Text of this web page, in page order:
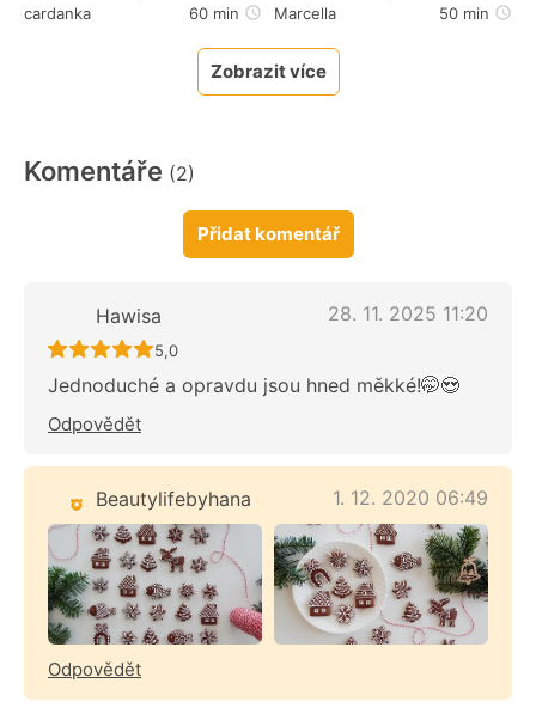
cardanka
60 min
Marcella
50 min
Zobrazit více
Komentáře (2)
Přidat komentář
Hawisa 28. 11. 2025 11:20
Recept ještě nebyl hodnocen
5,0
Jednoduché a opravdu jsou hned měkké!🤭😍
Odpovědět
Beautylifebyhana 1. 12. 2020 06:49
Odpovědět